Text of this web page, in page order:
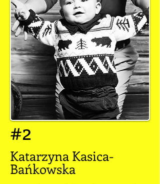
#2
Katarzyna Kasica-
Bańkowska